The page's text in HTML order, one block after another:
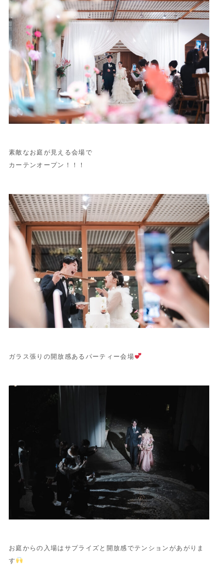
素敵なお庭が見える会場で
カーテンオープン！！！
ガラス張りの開放感あるパーティー会場
お庭からの入場はサプライズと開放感でテンションがあがりま
す